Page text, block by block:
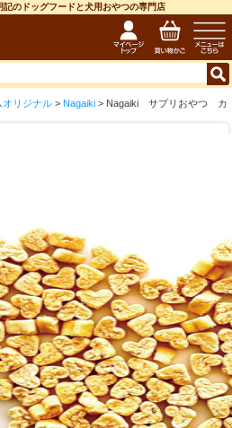
記のドッグフードと犬用おやつの専門店
オリジナル > Nagaiki > Nagaiki サプリおやつ カ